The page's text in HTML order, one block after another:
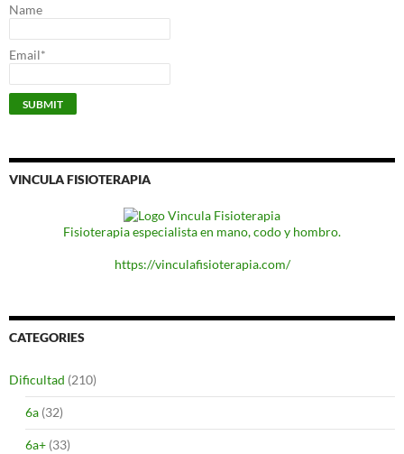
Name
Email*
VINCULA FISIOTERAPIA
Fisioterapia especialista en mano, codo y hombro.
https://vinculafisioterapia.com/
CATEGORIES
Dificultad (210)
6a (32)
6a+ (33)